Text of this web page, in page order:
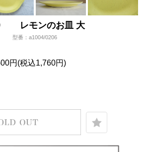
レモンのお皿 大
型番：a1004/0206
円(税込1,760円)